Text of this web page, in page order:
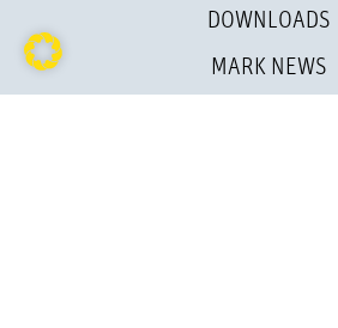
DOWNLOADS
MARK NEWS